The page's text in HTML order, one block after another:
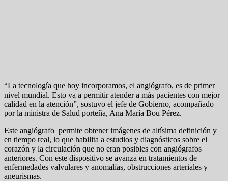
“La tecnología que hoy incorporamos, el angiógrafo, es de primer
nivel mundial. Esto va a permitir atender a más pacientes con mejor
calidad en la atención”, sostuvo el jefe de Gobierno, acompañado
por la ministra de Salud porteña, Ana María Bou Pérez.
Este angiógrafo permite obtener imágenes de altísima definición y
en tiempo real, lo que habilita a estudios y diagnósticos sobre el
corazón y la circulación que no eran posibles con angiógrafos
anteriores. Con este dispositivo se avanza en tratamientos de
enfermedades valvulares y anomalías, obstrucciones arteriales y
aneurismas.